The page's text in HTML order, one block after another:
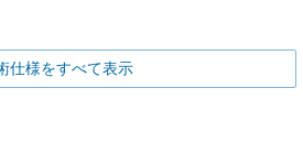
仕様をすべて表示